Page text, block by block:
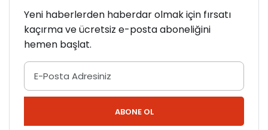
Yeni haberlerden haberdar olmak için fırsatı
kaçırma ve ücretsiz e-posta aboneliğini
hemen başlat.
ABONE OL